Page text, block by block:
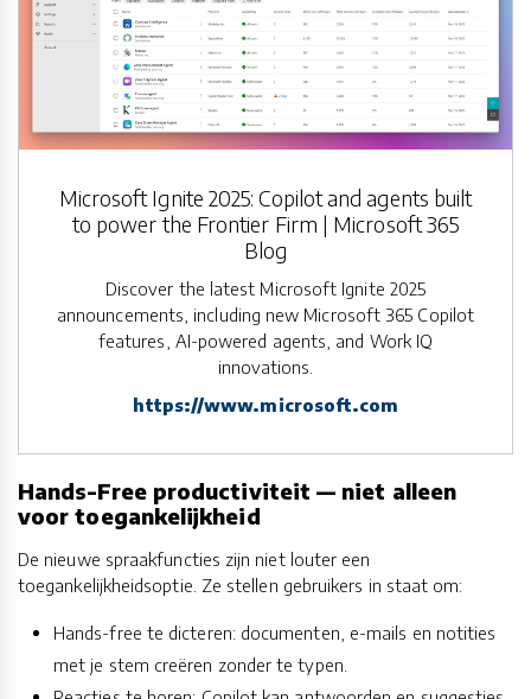
Microsoft Ignite 2025: Copilot and agents built
to power the Frontier Firm | Microsoft 365
Blog
Discover the latest Microsoft Ignite 2025
announcements, including new Microsoft 365 Copilot
features, AI-powered agents, and Work IQ
innovations.
https://www.microsoft.com
Hands-Free productiviteit — niet alleen
voor toegankelijkheid
De nieuwe spraakfuncties zijn niet louter een
toegankelijkheidsoptie. Ze stellen gebruikers in staat om:
Hands-free te dicteren: documenten, e-mails en notities
met je stem creëren zonder te typen.